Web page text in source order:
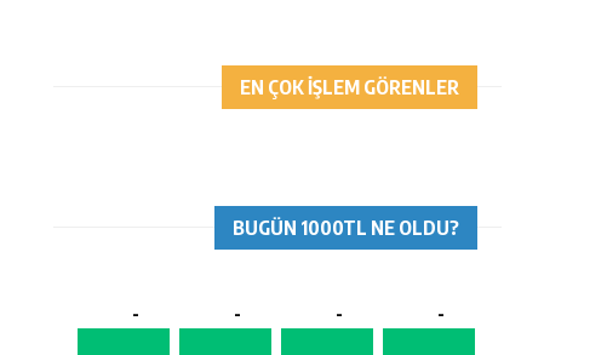
EN ÇOK İŞLEM GÖRENLER
BUGÜN 1000TL NE OLDU?
- - - -